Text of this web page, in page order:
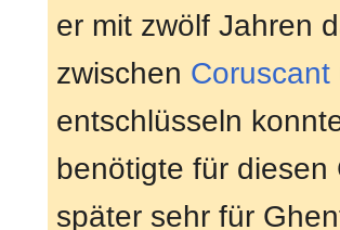
er mit zwölf Jahren
zwischen Coruscant
entschlüsseln
benötigte für
später sehr für